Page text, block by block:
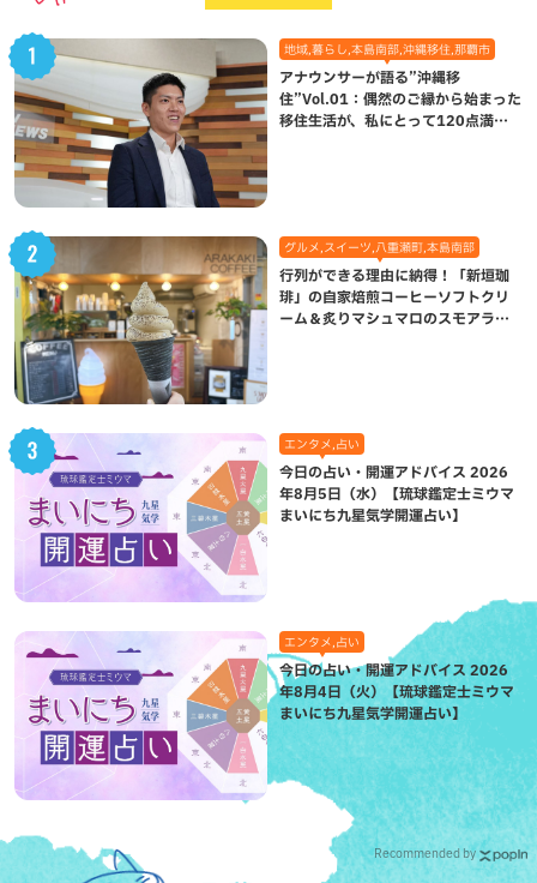
地域,暮らし,本島南部,沖縄移住,那覇市
アナウンサーが語る”沖縄移
住”Vol.01：偶然のご縁から始まった
移住生活が、私にとって120点満点
グルメ,スイーツ,八重瀬町,本島南部
行列ができる理由に納得！「新垣珈
琲」の自家焙煎コーヒーソフトクリ
ーム＆炙りマシュマロのスモアラテ
エンタメ,占い
今日の占い・開運アドバイス 2026
年8月5日（水）【琉球鑑定士ミウマ
まいにち九星気学開運占い】
エンタメ,占い
今日の占い・開運アドバイス 2026
年8月4日（火）【琉球鑑定士ミウマ
まいにち九星気学開運占い】
Recommended by